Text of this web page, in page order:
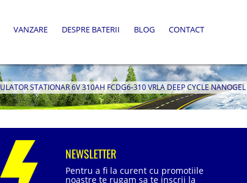
VANZARE DESPRE BATERII BLOG CONTACT
STATIONAR 6V 310AH FCDG6-310 VRLA DEEP CYCLE NANOGEL
NEWSLETTER
Pentru a fi la curent cu promotiile
noastre te rugam sa te inscrii la